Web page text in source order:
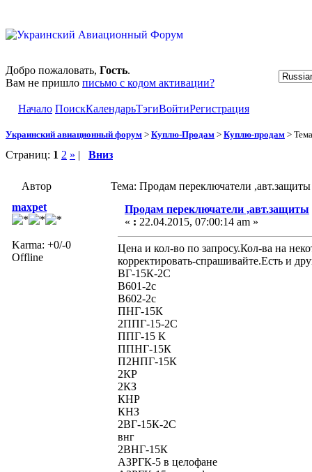
Добро пожаловать, Гость.
Вам не пришло письмо с кодом активации?
Начало ПоискКалендарьТэгиВойтиРегистрация
Украинский авиационный форум > Куплю-Продам > Куплю-продам >
Страниц: 1 2 » | Вниз
Автор
Тема: Продам переключатели
maxpet
Karma: +0/-0
Offline
Продам переключатели ,авт.защиты
« : 22.04.2015, 07:00:14 am »
Цена и кол-во по запросу.Кол-ва на
корректировать-спрашивайте.Есть и
ВГ-15К-2С
В601-2с
В602-2с
ПНГ-15К
2ППГ-15-2С
ППГ-15 К
ППНГ-15К
П2НПГ-15К
2КР
2КЗ
КНР
КНЗ
2ВГ-15К-2С
внг
2ВНГ-15К
АЗРГК-5 в целофане